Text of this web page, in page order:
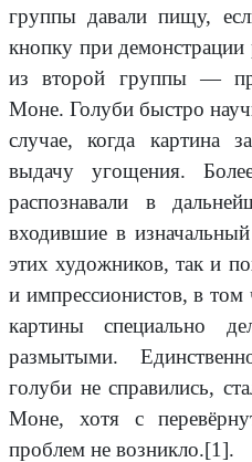
группы давали пищу,
кнопку при
из второй группы —
Моне. Голуби быстро
случае, когда картина
выдачу угощения.
распознавали в
входившие в
этих художников, так и
и импрессионистов, в том
картины специально
размытыми.
голуби не справились,
Моне, хотя с
проблем не возникло.[1].